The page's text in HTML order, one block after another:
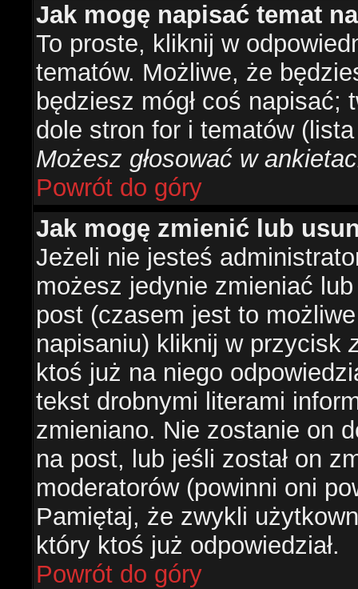
Jak mogę napisać temat
To proste, kliknij w
tematów. Możliwe, że
będziesz mógł coś
dole stron for i tematów
Możesz głosować w
Powrót do góry
Jak mogę zmienić lub
Jeżeli nie jesteś
możesz jedynie zmieniać
post (czasem jest to
napisaniu) kliknij w przycisk
ktoś już na niego
tekst drobnymi literami
zmieniano. Nie zostanie on
na post, lub jeśli został on
moderatorów (powinni oni
Pamiętaj, że zwykli
który ktoś już odpowiedział.
Powrót do góry